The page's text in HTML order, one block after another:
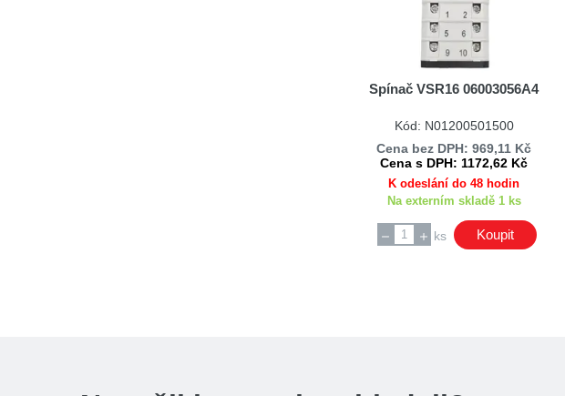
Spínač VSR16 06003056A4
Kód: N01200501500
Cena bez DPH: 969,11 Kč
Cena s DPH: 1172,62 Kč
K odeslání do 48 hodin
Na externím skladě 1 ks
ks Koupit